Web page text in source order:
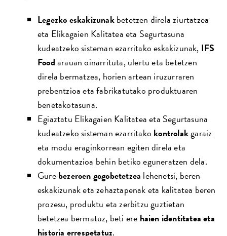
Legezko eskakizunakbetetzen direla ziurtatzea
eta Elikagaien Kalitatea eta Segurtasuna
kudeatzeko sisteman ezarritako eskakizunak, IFS
Foodarauan oinarrituta, ulertu eta betetzen
direla bermatzea, horien artean iruzurraren
prebentzioa eta fabrikatutako produktuaren
benetakotasuna.
Egiaztatu Elikagaien Kalitatea eta Segurtasuna
kudeatzeko sisteman ezarritako kontrolakgaraiz
eta modu eraginkorrean egiten direla eta
dokumentazioa behin betiko eguneratzen dela.
Gurebezeroengogobetetzea lehenetsi, beren
eskakizunak eta zehaztapenak eta kalitatea beren
prozesu, produktu eta zerbitzu guztietan
betetzea bermatuz, beti ere haien identitatea eta
historia errespetatuz.